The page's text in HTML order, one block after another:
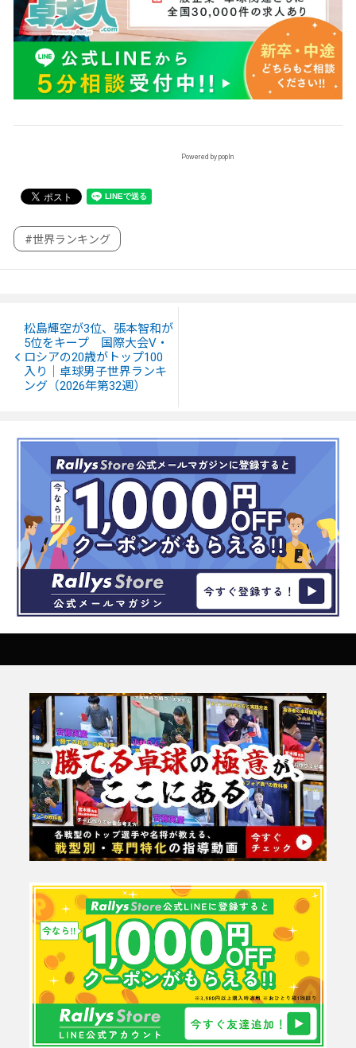
Powered by popIn
#世界ランキング
松島輝空が3位、張本智和が
5位をキープ 国際大会V・
ロシアの20歳がトップ100
入り｜卓球男子世界ランキ
ング（2026年第32週）